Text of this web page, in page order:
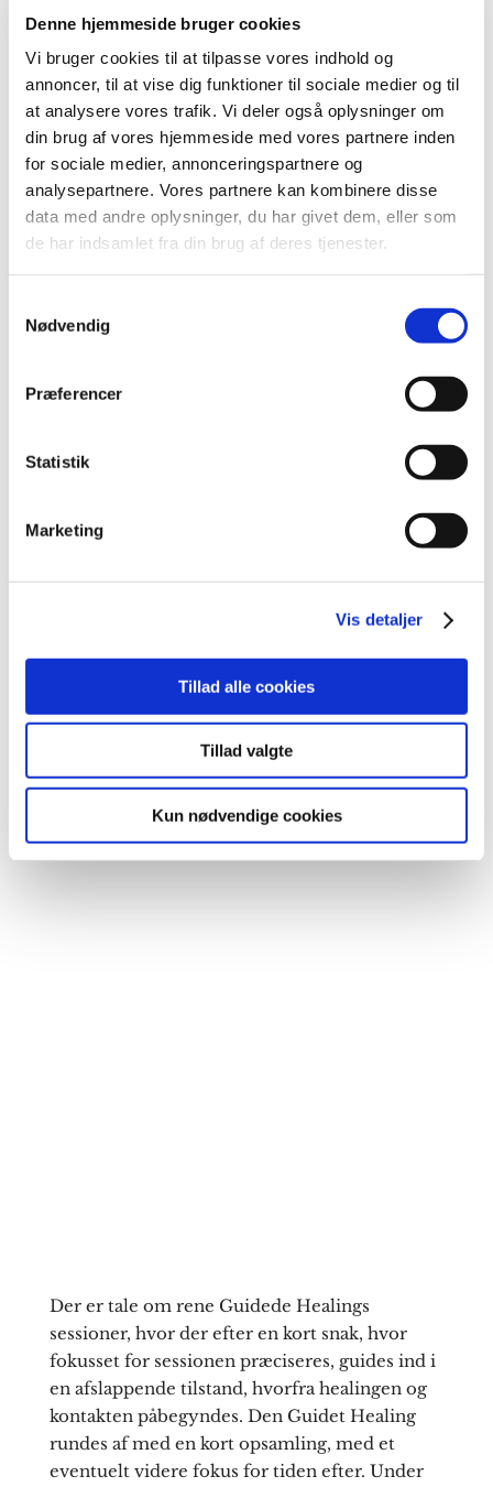
Denne hjemmeside bruger cookies
Vi bruger cookies til at tilpasse vores indhold og
annoncer, til at vise dig funktioner til sociale medier og til
at analysere vores trafik. Vi deler også oplysninger om
din brug af vores hjemmeside med vores partnere inden
for sociale medier, annonceringspartnere og
analysepartnere. Vores partnere kan kombinere disse
data med andre oplysninger, du har givet dem, eller som
de har indsamlet fra din brug af deres tjenester.
Nødvendig
Præferencer
Statistik
Marketing
Vis detaljer
Tillad alle cookies
Tillad valgte
Kun nødvendige cookies
nu er blokeret, det der er stagneret eller det
der ligger til grund for eventuelle smerter,
ubehag med mere.
Da jeg bygger bro mellem den fysiske verden
og andre dimensioner, vil der ofte dukke andre
guidede budskaber op under en healings
session. De vil helt naturligt blende ind i det
der foregår energetisk og fysisk, og jeg gør mit
bedste til at formidle disse budskaber så rent
Jeg arbejder med lys og højere bevidsthed, så
i det højeste gode for netop den klient, som
Der er tale om rene Guidede Healings
sessioner, hvor der efter en kort snak, hvor
fokusset for sessionen præciseres, guides ind i
en afslappende tilstand, hvorfra healingen og
kontakten påbegyndes. Den Guidet Healing
rundes af med en kort opsamling, med et
eventuelt videre fokus for tiden efter. Under